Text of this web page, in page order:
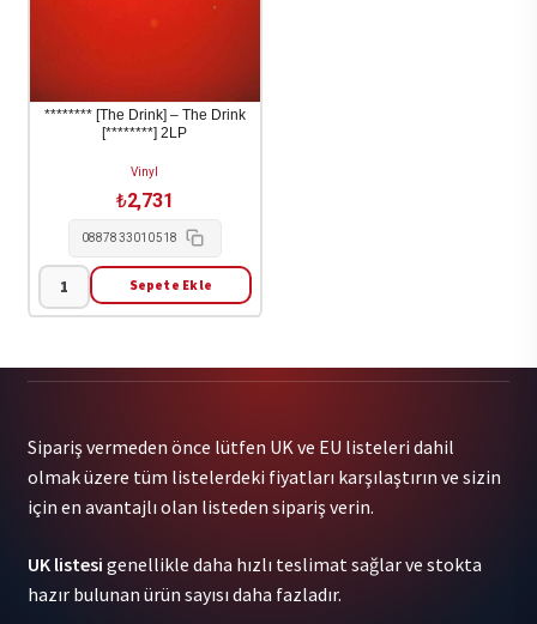
Same
Change
******** [The Drink] – The Drink
[********] 2LP
Vinyl
₺2,731
0887833010518
********
Drink
[********]
2LP
Sepete Ekle
Sipariş vermeden önce lütfen UK ve EU listeleri dahil
olmak üzere tüm listelerdeki fiyatları karşılaştırın ve sizin
için en avantajlı olan listeden sipariş verin.
UK listesi genellikle daha hızlı teslimat sağlar ve stokta
hazır bulunan ürün sayısı daha fazladır.